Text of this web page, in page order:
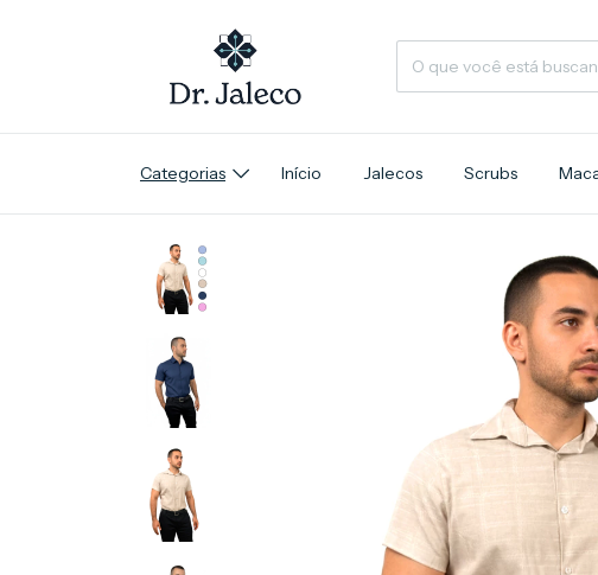
Categorias Início Jalecos Scrubs